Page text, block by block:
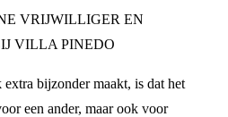
VRIJWILLIGER EN
VILLA PINEDO
bijzonder maakt, is dat het
een ander, maar ook voor